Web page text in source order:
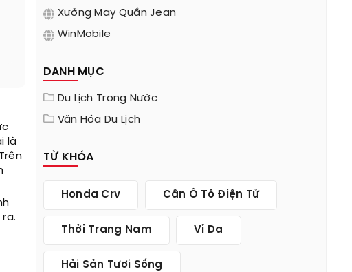
là
Xưởng May Quần Jean
WinMobile
DANH MỤC
Du Lịch Trong Nước
Văn Hóa Du Lịch
TỪ KHÓA
Honda Crv Cân Ô Tô Điện Tử
Thời Trang Nam Ví Da
Hải Sản Tươi Sống